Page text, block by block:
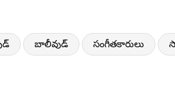
బాలీవుడ్ సంగీతకారులు